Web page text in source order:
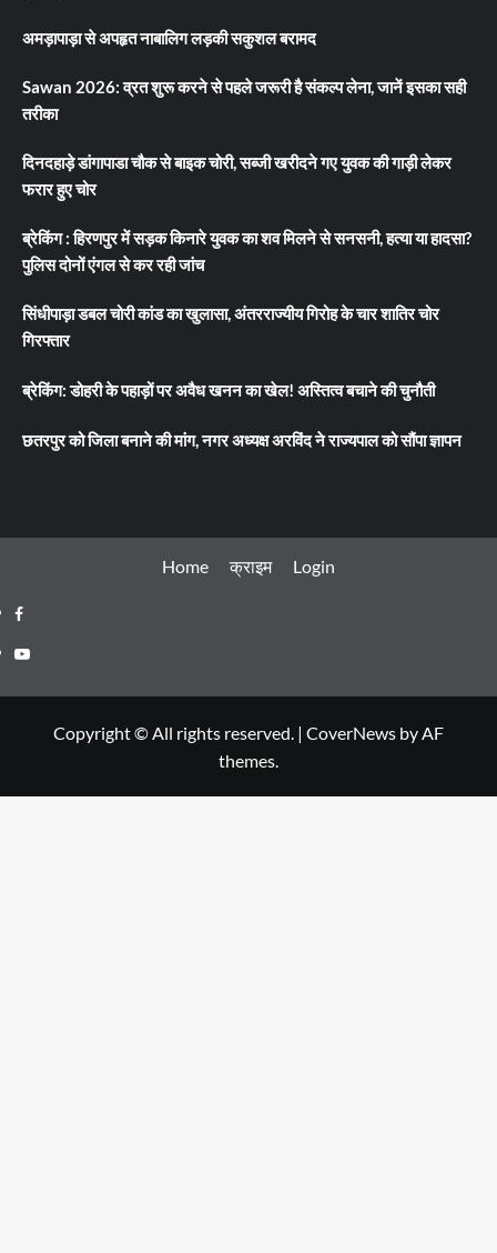
अमड़ापाड़ा से अपहृत नाबालिग लड़की सकुशल बरामद
Sawan 2026: व्रत शुरू करने से पहले जरूरी है संकल्प लेना, जानें इसका सही
तरीका
दिनदहाड़े डांगापाडा चौक से बाइक चोरी, सब्जी खरीदने गए युवक की गाड़ी लेकर
फरार हुए चोर
ब्रेकिंग : हिरणपुर में सड़क किनारे युवक का शव मिलने से सनसनी, हत्या या हादसा?
पुलिस दोनों एंगल से कर रही जांच
सिंधीपाड़ा डबल चोरी कांड का खुलासा, अंतरराज्यीय गिरोह के चार शातिर चोर
गिरफ्तार
ब्रेकिंग: डोहरी के पहाड़ों पर अवैध खनन का खेल! अस्तित्व बचाने की चुनौती
छतरपुर को जिला बनाने की मांग, नगर अध्यक्ष अरविंद ने राज्यपाल को सौंपा ज्ञापन
Home क्राइम Login
Facebook
Youtube
Copyright © All rights reserved. | CoverNews by AF
themes.